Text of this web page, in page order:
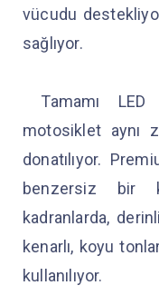
vücudu
sağlıyor.
Tamamı LED
motosiklet aynı
donatılıyor.
benzersiz bir
kadranlarda,
kenarlı, koyu
kullanılıyor.